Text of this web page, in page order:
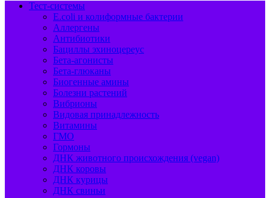
Тест-системы
E.coli и колиформные бактерии
Аллергены
Антибиотики
Бациллы эхиноцереус
Бета-агонисты
Бета-глюканы
Биогенные амины
Болезни растений
Вибрионы
Видовая принадлежность
Витамины
ГМО
Гормоны
ДНК животного происхождения (vegan)
ДНК коровы
ДНК курицы
ДНК свиньи